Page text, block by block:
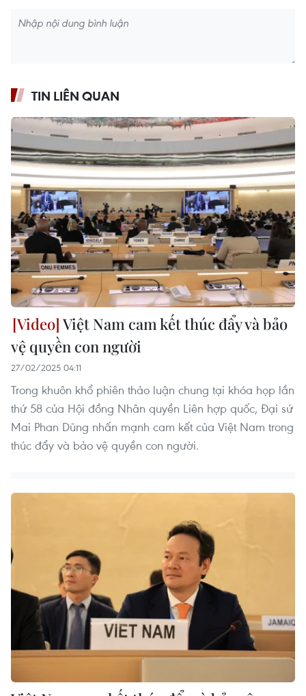
TIN LIÊN QUAN
Việt Nam cam kết thúc đẩy và bảo
vệ quyền con người
27/02/2025 04:11
Trong khuôn khổ phiên thảo luận chung tại khóa họp lần
thứ 58 của Hội đồng Nhân quyền Liên hợp quốc, Đại sứ
Mai Phan Dũng nhấn mạnh cam kết của Việt Nam trong
thúc đẩy và bảo vệ quyền con người.